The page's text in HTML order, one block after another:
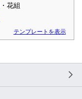
・花組
テンプレートを表示